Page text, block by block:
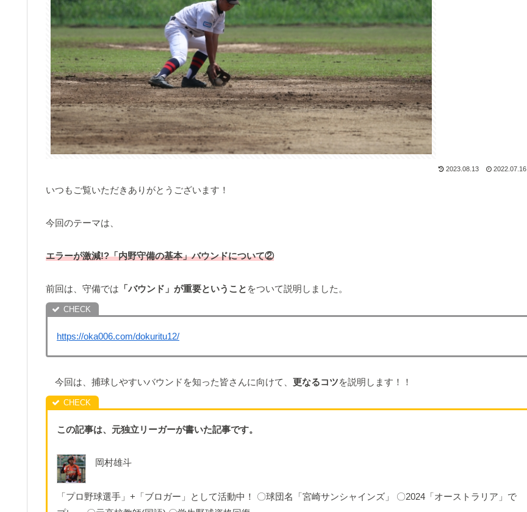
2023.08.13 2022.07.16
いつもご覧いただきありがとうございます！
今回のテーマは、
エラーが激減!?「内野守備の基本」バウンドについて②
前回は、守備では 「バウンド」が重要ということ をついて説明しました。
https://oka006.com/dokuritu12/
今回は、捕球しやすいバウンドを知った皆さんに向けて、 更なるコツを説明します！！
この記事は、元独立リーガーが書いた記事です。
岡村雄斗
「プロ野球選手」+「ブロガー」として活動中！ 〇球団名「宮崎サンシャインズ」 〇2024「オーストラリア」で